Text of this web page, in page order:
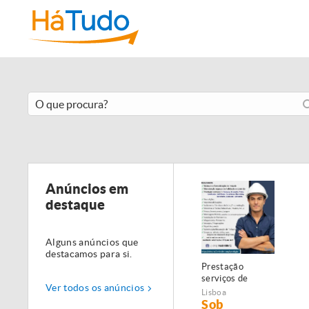
Anúncios em
destaque
Alguns anúncios que
destacamos para si.
Ver todos os anúncios
Prestação
serviços de
Manutenção,
Restauro e
Lisboa
Sob